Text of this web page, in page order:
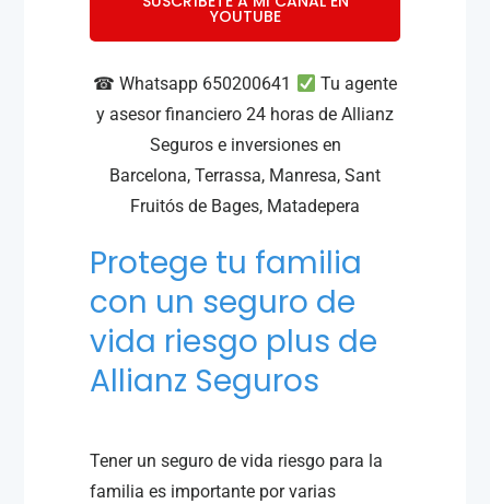
YOUTUBE
☎ Whatsapp 650200641
Tu agente
y asesor financiero 24 horas de Allianz
Seguros e inversiones en
Barcelona, Terrassa, Manresa, Sant
Fruitós de Bages, Matadepera
Protege tu familia
con un seguro de
vida riesgo plus de
Allianz Seguros
Tener un seguro de vida riesgo para la
familia es importante por varias